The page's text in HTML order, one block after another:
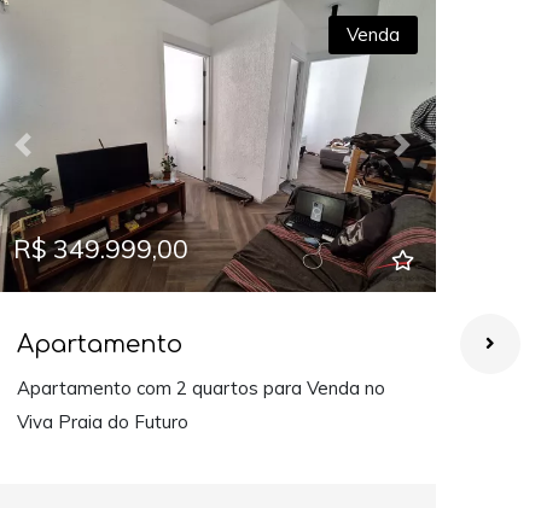
Previous Next
Venda
R$ 349.999,00
Apartamento
Apartamento com 2 quartos para Venda no
Viva Praia do Futuro